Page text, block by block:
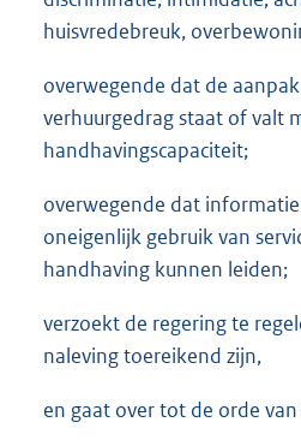
huisvredebreuk,
overwegende dat de
verhuurgedrag staat of valt
handhavingscapaciteit;
overwegende dat
oneigenlijk gebruik van
handhaving kunnen leiden;
verzoekt de regering te
naleving toereikend zijn,
en gaat over tot de orde